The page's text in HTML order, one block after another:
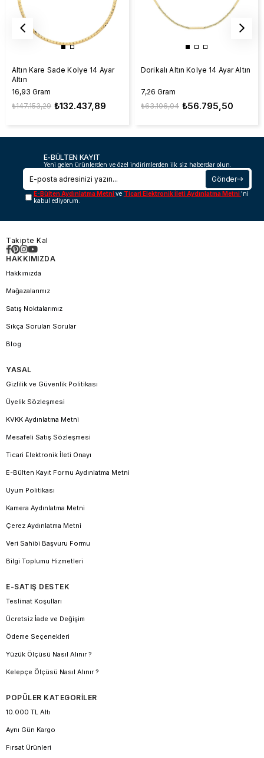
Altın Kare Sade Kolye 14 Ayar
Altın
16,93 Gram
₺132.437,89
₺147.153,29
Dorikalı Altın Kolye 14 Ayar Altın
7,26 Gram
₺56.795,50
₺63.106,04
E-BÜLTEN KAYIT
Yeni gelen ürünlerden ve özel indirimlerden ilk siz haberdar olun.
Gönder
E-Bülten Aydınlatma Metnive Ticari Elektronik İleti Aydınlatma Metni 'ni
kabul ediyorum.
Takipte Kal
HAKKIMIZDA
Hakkımızda
Mağazalarımız
Satış Noktalarımız
Sıkça Sorulan Sorular
Blog
YASAL
Gizlilik ve Güvenlik Politikası
Üyelik Sözleşmesi
KVKK Aydınlatma Metni
Mesafeli Satış Sözleşmesi
Ticari Elektronik İleti Onayı
E-Bülten Kayıt Formu Aydınlatma Metni
Uyum Politikası
Kamera Aydınlatma Metni
Çerez Aydınlatma Metni
Veri Sahibi Başvuru Formu
Bilgi Toplumu Hizmetleri
E-SATIŞ DESTEK
Teslimat Koşulları
Ücretsiz İade ve Değişim
Ödeme Seçenekleri
Yüzük Ölçüsü Nasıl Alınır ?
Kelepçe Ölçüsü Nasıl Alınır ?
POPÜLER KATEGORİLER
10.000 TL Altı
Aynı Gün Kargo
Fırsat Ürünleri